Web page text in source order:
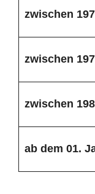
zwischen
zwischen
zwischen
ab dem 01.